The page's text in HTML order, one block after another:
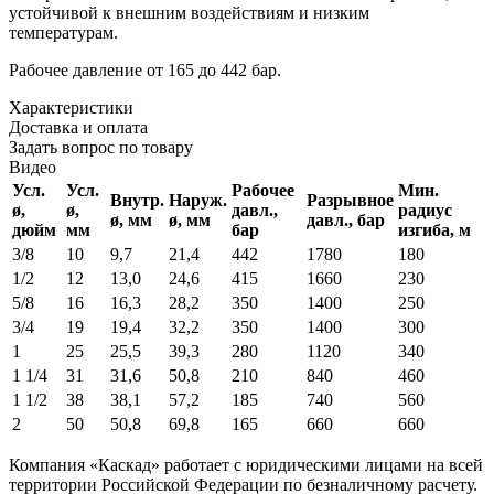
устойчивой к внешним воздействиям и низким
температурам.
Рабочее давление от 165 до 442 бар.
Характеристики
Доставка и оплата
Задать вопрос по товару
Видео
Усл.
ø,
дюйм
Усл.
ø,
мм
Внутр.
ø, мм
Наруж.
ø, мм
Рабочее
давл.,
бар
Разрывное
давл., бар
Мин.
радиус
изгиба, м
3/8
10 9,7 21,4 442 1780
180
1/2
12 13,0 24,6 415 1660
230
5/8
16 16,3 28,2 350 1400
250
3/4
19 19,4 32,2 350 1400
300
1
25 25,5 39,3 280 1120
340
1 1/4
31 31,6 50,8 210 840
460
1 1/2
38 38,1 57,2 185 740
560
2
50 50,8 69,8 165 660 660
Компания «Каскад» работает с юридическими лицами на всей
территории Российской Федерации по безналичному расчету.